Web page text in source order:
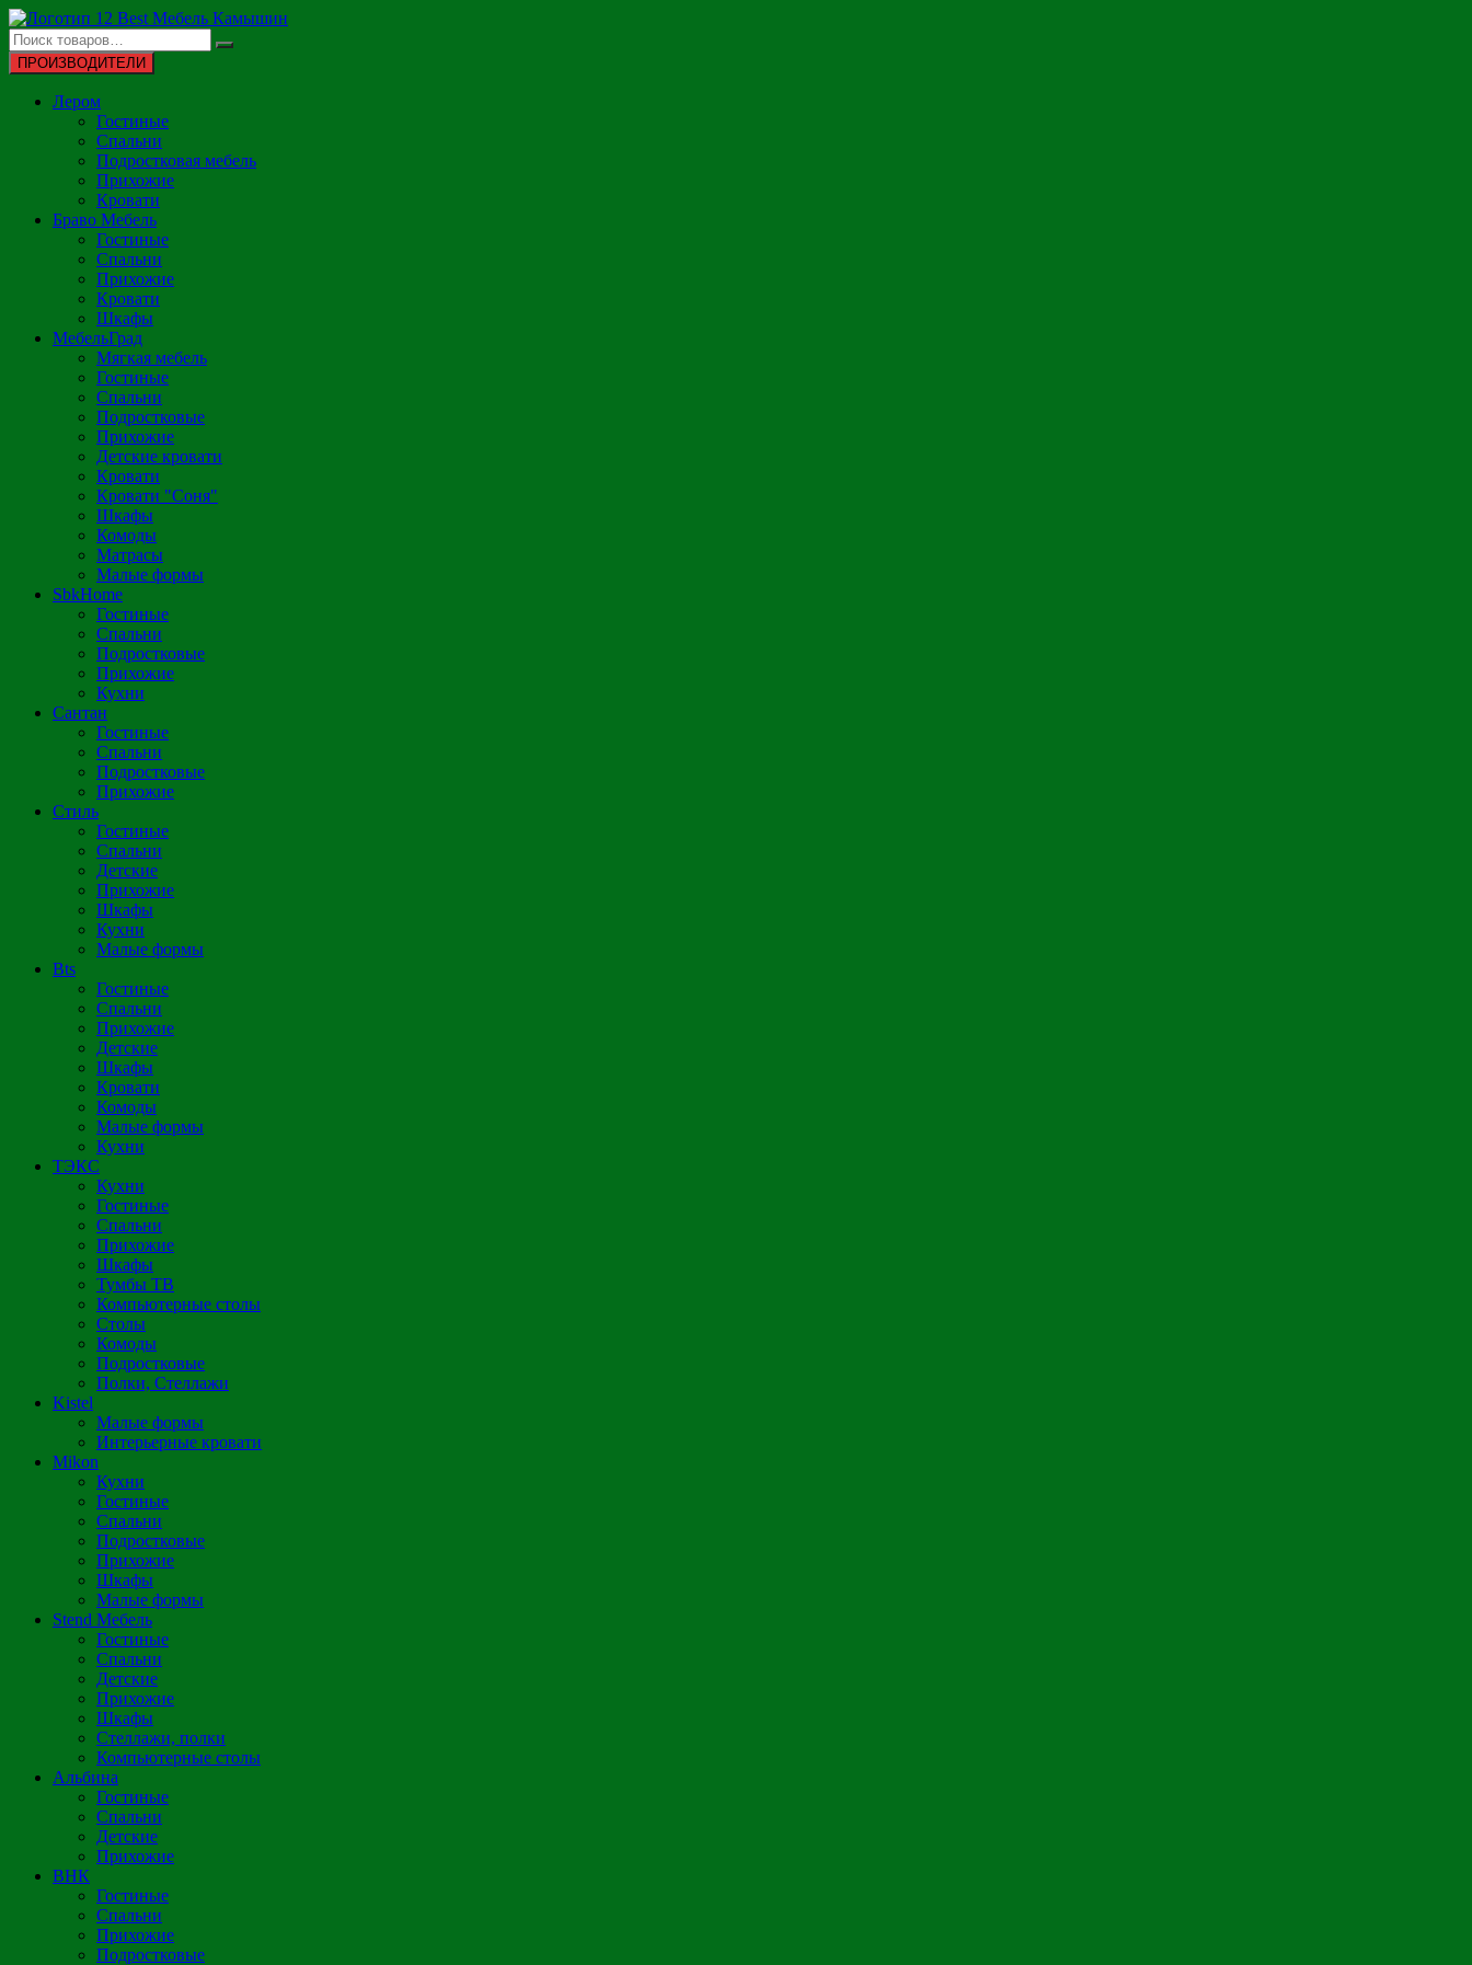
Перейти
к
содержимому
ПРОИЗВОДИТЕЛИ
Лером
Гостиные
Спальни
Подростковая мебель
Прихожие
Кровати
Браво Мебель
Гостиные
Спальни
Прихожие
Кровати
Шкафы
МебельГрад
Мягкая мебель
Гостиные
Спальни
Подростковые
Прихожие
Детские кровати
Кровати
Кровати "Соня"
Шкафы
Комоды
Матрасы
Малые формы
SbkHome
Гостиные
Спальни
Подростковые
Прихожие
Кухни
Сантан
Гостиные
Спальни
Подростковые
Прихожие
Стиль
Гостиные
Спальни
Детские
Прихожие
Шкафы
Кухни
Малые формы
Bts
Гостиные
Спальни
Прихожие
Детские
Шкафы
Кровати
Комоды
Малые формы
Кухни
ТЭКС
Кухни
Гостиные
Спальни
Прихожие
Шкафы
Тумбы ТВ
Компьютерные столы
Столы
Комоды
Подростковые
Полки, Стеллажи
Kistel
Малые формы
Интерьерные кровати
Mikon
Кухни
Гостиные
Спальни
Подростковые
Прихожие
Шкафы
Малые формы
Stend Мебель
Гостиные
Спальни
Детские
Прихожие
Шкафы
Стеллажи, полки
Компьютерные столы
Альбина
Гостиные
Спальни
Детские
Прихожие
ВНК
Гостиные
Спальни
Прихожие
Подростковые